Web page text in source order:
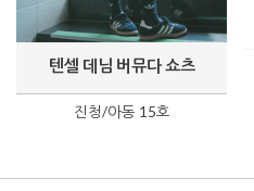
텐셀 데님 버뮤다 쇼츠
진청/아동 15호